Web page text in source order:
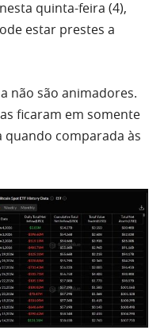
quinta-feira (4),
estar prestes a
não são animadores.
ficaram em somente
quando comparada às